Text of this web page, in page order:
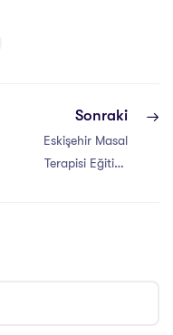
Sonraki
Eskişehir Masal
Terapisi Eğitimi